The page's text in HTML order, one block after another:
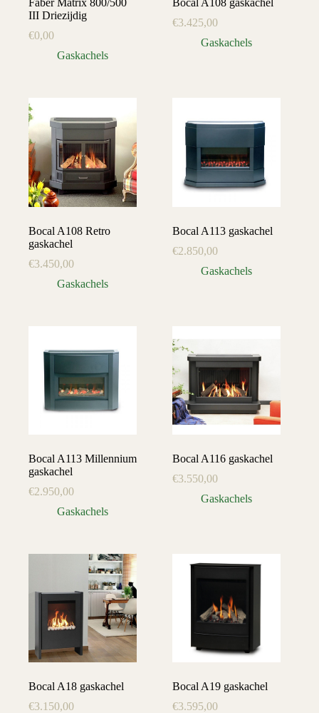
Faber Matrix 800/500
III Driezijdig
€0,00
Gaskachels
Bocal A108 gaskachel
€3.425,00
Gaskachels
Bocal A108 Retro
gaskachel
€3.450,00
Gaskachels
Bocal A113 gaskachel
€2.850,00
Gaskachels
Bocal A113 Millennium
gaskachel
€2.950,00
Gaskachels
Bocal A116 gaskachel
€3.550,00
Gaskachels
Bocal A18 gaskachel
€3.150,00
Bocal A19 gaskachel
€3.595,00